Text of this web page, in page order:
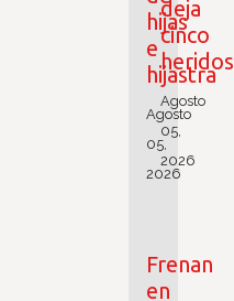
hijas
e
hijastra
Agosto
05,
2026
deja
cinco
heridos
Agosto
05,
2026
Frenan
en